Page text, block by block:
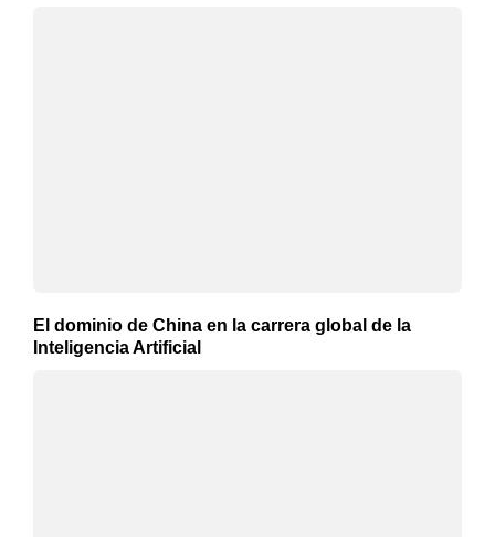
El dominio de China en la carrera global de la
Inteligencia Artificial